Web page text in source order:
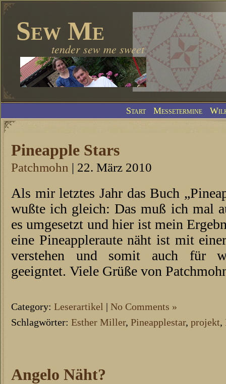
Sew Me
tender sew me sweet
Start Messetermine
Pineapple Stars
Patchmohn | 22. März 2010
Als mir letztes Jahr das Buch
wußte ich gleich: Das muß ich mal
es umgesetzt und hier ist mein
eine Pineappleraute näht ist mit
verstehen und somit auch für
geeigntet. Viele Grüße von
Category: Leserartikel | No Comments »
Schlagwörter: Esther Miller, Pineapplestar, projekt,
Angelo Näht?